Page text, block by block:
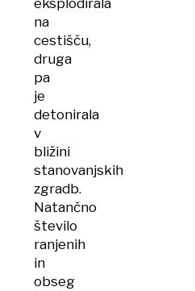
eksplodirala
na
cestišču,
druga
pa
je
detonirala
v
bližini
stanovanjskih
zgradb.
Natančno
število
ranjenih
in
obseg